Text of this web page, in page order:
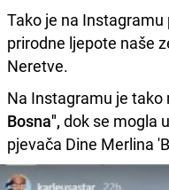
Tako je na
prirodne ljepote naše
Neretve.
Na Instagramu je tako
Bosna", dok se mogla
pjevača Dine Merlina